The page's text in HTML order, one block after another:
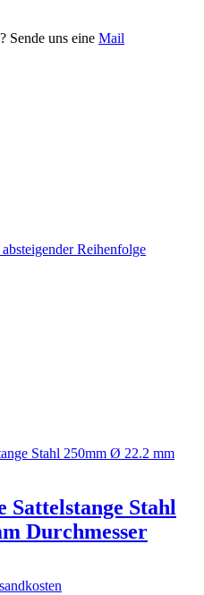
Sende uns eine Mail
Reihenfolge
Sattelstange Stahl
Durchmesser